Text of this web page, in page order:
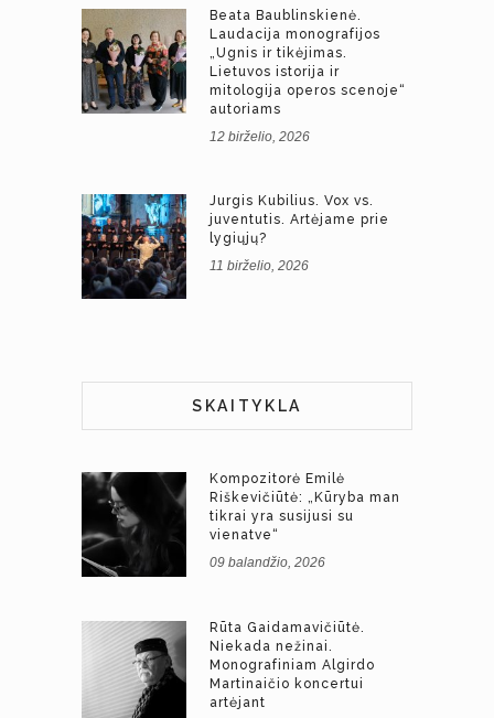
Beata Baublinskienė.
Laudacija monografijos
„Ugnis ir tikėjimas.
Lietuvos istorija ir
mitologija operos scenoje“
autoriams
12 birželio, 2026
Jurgis Kubilius. Vox vs.
juventutis. Artėjame prie
lygiųjų?
11 birželio, 2026
SKAITYKLA
Kompozitorė Emilė
Riškevičiūtė: „Kūryba man
tikrai yra susijusi su
vienatve“
09 balandžio, 2026
Rūta Gaidamavičiūtė.
Niekada nežinai.
Monografiniam Algirdo
Martinaičio koncertui
artėjant